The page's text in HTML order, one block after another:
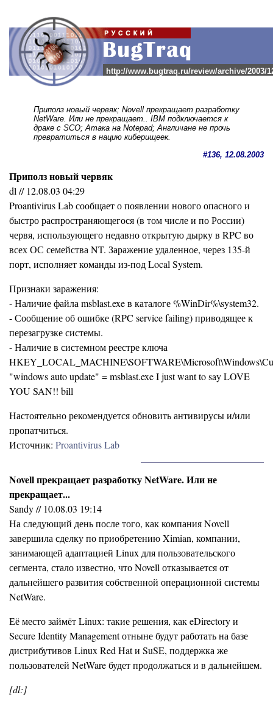
http://www.bugtraq.ru/review/archive/2003/
Приполз новый червяк; Novell прекращает разработку
NetWare. Или не прекращает.. IBM подключается к
драке с SCO; Атака на Notepad; Англичане не прочь
превратиться в нацию киберищеек.
#136, 12.08.2003
Приполз новый червяк
dl // 12.08.03 04:29
Proantivirus Lab сообщает о появлении нового опасного и
быстро распространяющегося (в том числе и по России)
червя, использующего недавно открытую дырку в RPC во
всех ОС семейства NT. Заражение удаленное, через 135-й
порт, исполняет команды из-под Local System.
Признаки заражения:
- Наличие файла msblast.exe в каталоге %WinDir%\system32.
- Сообщение об ошибке (RPC service failing) приводящее к
перезагрузке системы.
- Наличие в системном реестре ключа
"windows auto update" = msblast.exe I just want to say LOVE
YOU SAN!! bill
Настоятельно рекомендуется обновить антивирусы и/или
пропатчиться.
Источник: Proantivirus Lab
Novell прекращает разработку NetWare. Или не
прекращает...
Sandy // 10.08.03 19:14
На следующий день после того, как компания Novell
завершила сделку по приобретению Ximian, компании,
занимающей адаптацией Linux для пользовательского
сегмента, стало известно, что Novell отказывается от
дальнейшего развития собственной операционной системы
NetWare.
Её место займёт Linux: такие решения, как eDirectory и
Secure Identity Management отныне будут работать на базе
дистрибутивов Linux Red Hat и SuSE, поддержка же
пользователей NetWare будет продолжаться и в дальнейшем.
[dl:]